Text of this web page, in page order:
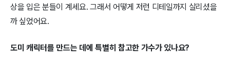
상을 입은 분들이 계세요. 그래서 어떻게 저런 디테일까지 살리셨을
까 싶었어요.
도미 캐릭터를 만드는 데에 특별히 참고한 가수가 있나요?